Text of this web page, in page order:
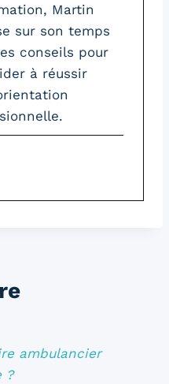
Martin
sur son temps
conseils pour
à réussir
ambulancier
?